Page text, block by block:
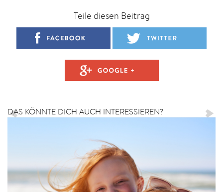
Teile diesen Beitrag
DAS KÖNNTE DICH AUCH INTERESSIEREN?